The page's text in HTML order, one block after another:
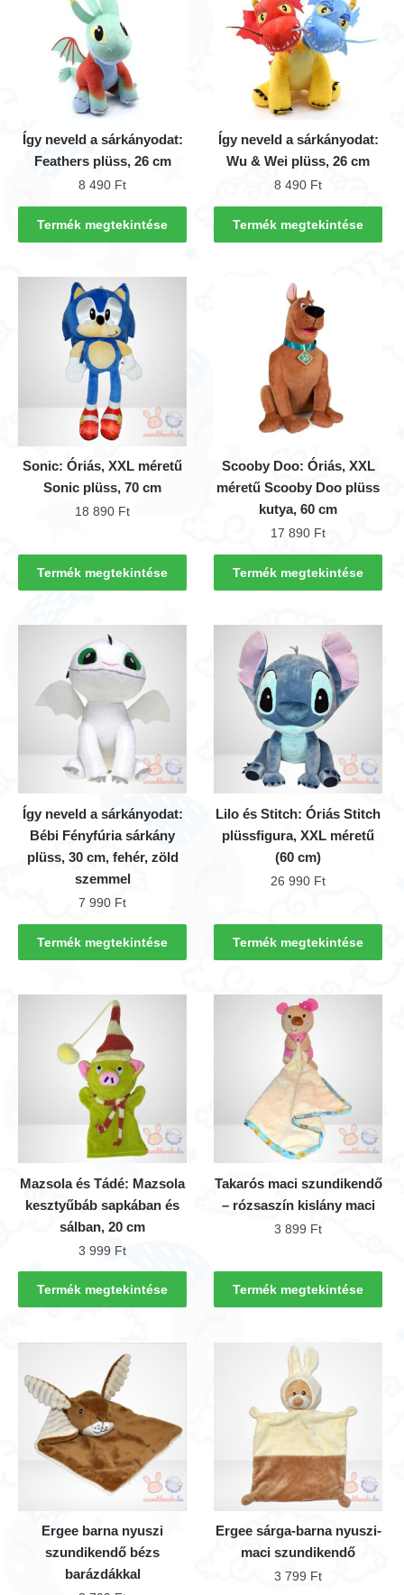
Így neveld a sárkányodat:
Feathers plüss, 26 cm
8 490 Ft
Termék megtekintése
Így neveld a sárkányodat:
Wu & Wei plüss, 26 cm
8 490 Ft
Termék megtekintése
Sonic: Óriás, XXL méretű
Sonic plüss, 70 cm
18 890 Ft
Termék megtekintése
Scooby Doo: Óriás, XXL
méretű Scooby Doo plüss
kutya, 60 cm
17 890 Ft
Termék megtekintése
Így neveld a sárkányodat:
Bébi Fényfúria sárkány
plüss, 30 cm, fehér, zöld
szemmel
7 990 Ft
Termék megtekintése
Lilo és Stitch: Óriás Stitch
plüssfigura, XXL méretű
(60 cm)
26 990 Ft
Termék megtekintése
Mazsola és Tádé: Mazsola
kesztyűbáb sapkában és
sálban, 20 cm
3 999 Ft
Termék megtekintése
Takarós maci szundikendő
– rózsaszín kislány maci
3 899 Ft
Termék megtekintése
Ergee barna nyuszi
szundikendő bézs
barázdákkal
Ergee sárga-barna nyuszi-
maci szundikendő
3 799 Ft